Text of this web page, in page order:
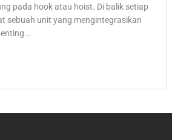
pada hook atau hoist. Di balik setiap
sebuah unit yang mengintegrasikan